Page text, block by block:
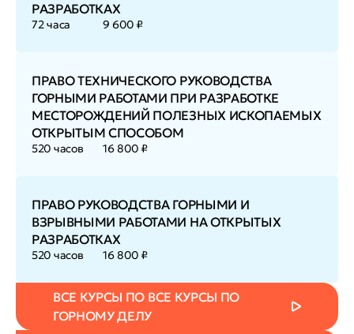
РАЗРАБОТКАХ
72 часа 9 600 ₽
ПРАВО ТЕХНИЧЕСКОГО РУКОВОДСТВА
ГОРНЫМИ РАБОТАМИ ПРИ РАЗРАБОТКЕ
МЕСТОРОЖДЕНИЙ ПОЛЕЗНЫХ ИСКОПАЕМЫХ
ОТКРЫТЫМ СПОСОБОМ
520 часов 16 800 ₽
ПРАВО РУКОВОДСТВА ГОРНЫМИ И
ВЗРЫВНЫМИ РАБОТАМИ НА ОТКРЫТЫХ
РАЗРАБОТКАХ
520 часов 16 800 ₽
ВСЕ КУРСЫ ПО ВСЕ КУРСЫ ПО
ГОРНОМУ ДЕЛУ